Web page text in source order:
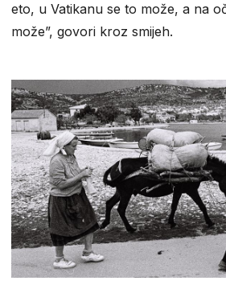
eto, u Vatikanu se to može, a na
može”, govori kroz smijeh.